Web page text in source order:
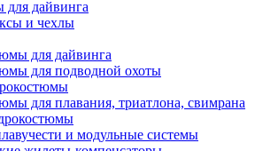
для дайвинга
и чехлы
для дайвинга
для подводной охоты
для плавания, триатлона, свимрана
и модульные системы